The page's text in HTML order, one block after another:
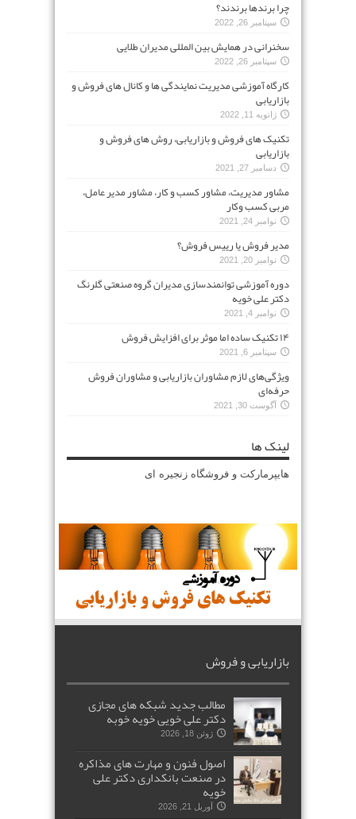
چرا برندها برندند؟
سپتامبر 26, 2022
سخنرانی در همایش بین المللی مدیران طلایی
سپتامبر 26, 2022
کارگاه آموزشی مدیریت نمایندگی ها و کانال های فروش و
بازاریابی
ژانویه 11, 2022
تکنیک های فروش و بازاریابی، روش های فروش و
بازاریابی
دسامبر 27, 2021
مشاور مدیریت، مشاور کسب و کار، مشاور مدیر عامل،
مربی کسب وکار
نوامبر 24, 2021
مدیر فروش یا رییس فروش؟
نوامبر 20, 2021
دوره آموزشی توانمندسازی مدیران گروه صنعتی گلرنگ
دکتر علی خویه
نوامبر 4, 2021
۱۴ تکنیک ساده اما موثر برای افزایش فروش
سپتامبر 6, 2021
ویژگی‌های لازم مشاوران بازاریابی و مشاوران فروش
حرفه‌ای
آگوست 30, 2021
لینک ها
هایپرمارکت و فروشگاه زنجیره ای
بازاریابی و فروش
مطالب جدید شبکه های مجازی
دکتر علی خویی خویه خوبه
ژوئن 18, 2026
اصول فنون و مهارت های مذاکره
در صنعت بانکداری دکتر علی
خویه
آوریل 21, 2026